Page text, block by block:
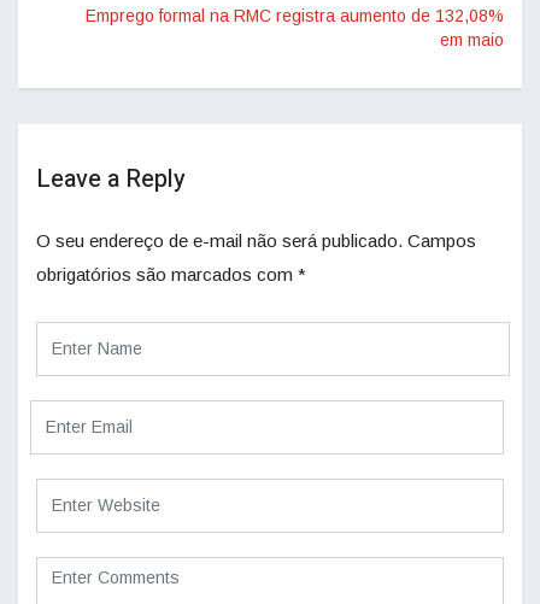
Emprego formal na RMC registra aumento de 132,08%
em maio
Leave a Reply
O seu endereço de e-mail não será publicado. Campos
obrigatórios são marcados com *